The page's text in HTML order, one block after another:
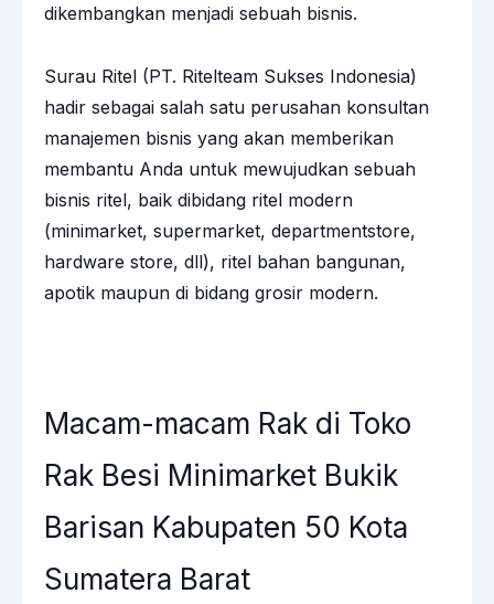
dikembangkan menjadi sebuah bisnis.
Surau Ritel (PT. Ritelteam Sukses Indonesia)
hadir sebagai salah satu perusahan konsultan
manajemen bisnis yang akan memberikan
membantu Anda untuk mewujudkan sebuah
bisnis ritel, baik dibidang ritel modern
(minimarket, supermarket, departmentstore,
hardware store, dll), ritel bahan bangunan,
apotik maupun di bidang grosir modern.
Macam-macam Rak di Toko
Rak Besi Minimarket Bukik
Barisan Kabupaten 50 Kota
Sumatera Barat